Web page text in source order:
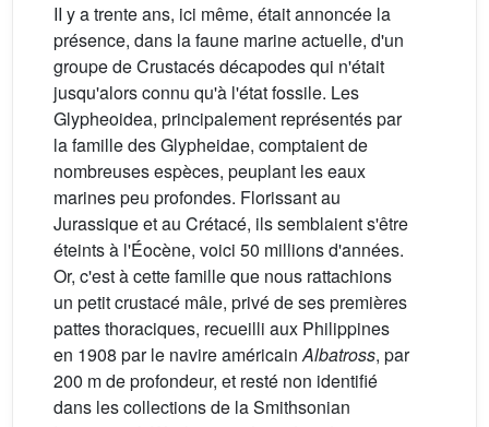
II y a trente ans, ici même, était annoncée la
présence, dans la faune marine actuelle, d'un
groupe de Crustacés décapodes qui n'était
jusqu'alors connu qu'à l'état fossile. Les
Glypheoidea, principalement représentés par
la famille des Glypheidae, comptaient de
nombreuses espèces, peuplant les eaux
marines peu profondes. Florissant au
Jurassique et au Crétacé, ils semblaient s'être
éteints à l'Éocène, voici 50 millions d'années.
Or, c'est à cette famille que nous rattachions
un petit crustacé mâle, privé de ses premières
pattes thoraciques, recueilli aux Philippines
en 1908 par le navire américainAlbatross, par
200 m de profondeur, et resté non identifié
dans les collections de la Smithsonian